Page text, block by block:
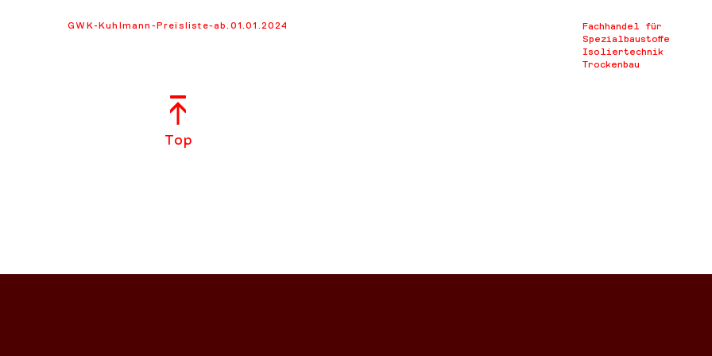
GWK-Kuhlmann-Preisliste-ab.01.01.2024
Fachhandel für
Spezialbaustoffe
Isoliertechnik
Trockenbau
Top